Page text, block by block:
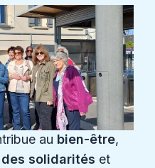
au bien-être,
solidarités et